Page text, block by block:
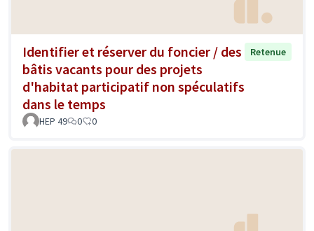
Identifier et réserver du foncier / des
bâtis vacants pour des projets
d'habitat participatif non spéculatifs
dans le temps
Retenue
HEP 49 0 0